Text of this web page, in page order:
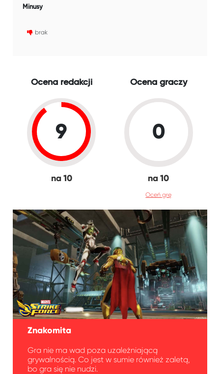
Znakomita
Gra nie ma wad poza uzależniającą
grywalnością. Co jest w sumie również zaletą,
bo gra się nie nudzi.
Ocena redakcji
9
na 10
Ocena graczy
0
na 10
Oceń grę
Minusy
brak